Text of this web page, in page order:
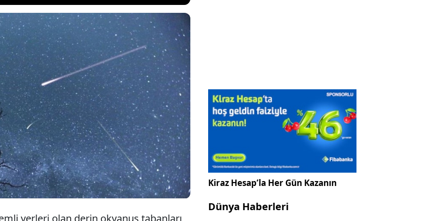
yapılan çalışmalar uzay kökenli bir maddenin
Okyanusun dibine ortaya çıkarılan bu izotop
yapıldığında ise izotopun kökeni uzay olarak
gelen izotop üzerinde detaylı incelemeler
başlatıldı.
yerleri olan derin okyanus tabanları,
Kiraz Hesap’la Her Gün Kazanın
Dünya Haberleri